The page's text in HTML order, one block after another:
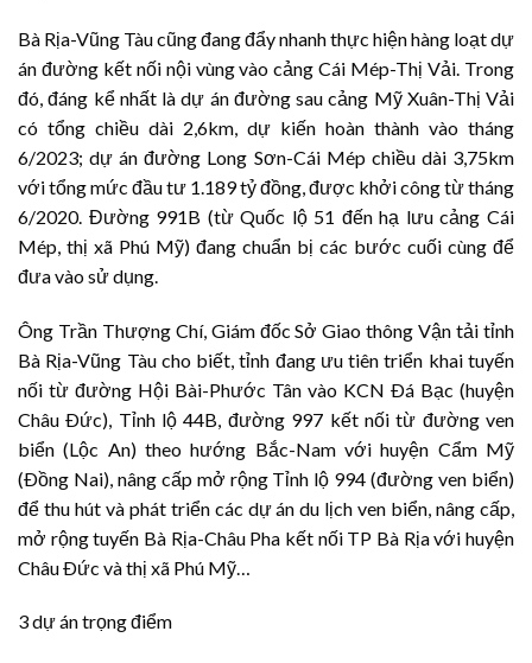
Bà Rịa-Vũng Tàu cũng đang đẩy nhanh thực hiện hàng loạt dự
án đường kết nối nội vùng vào cảng Cái Mép-Thị Vải. Trong
đó, đáng kể nhất là dự án đường sau cảng Mỹ Xuân-Thị Vải
có tổng chiều dài 2,6km, dự kiến hoàn thành vào tháng
6/2023; dự án đường Long Sơn-Cái Mép chiều dài 3,75km
với tổng mức đầu tư 1.189 tỷ đồng, được khởi công từ tháng
6/2020. Đường 991B (từ Quốc lộ 51 đến hạ lưu cảng Cái
Mép, thị xã Phú Mỹ) đang chuẩn bị các bước cuối cùng để
đưa vào sử dụng.
Ông Trần Thượng Chí, Giám đốc Sở Giao thông Vận tải tỉnh
Bà Rịa-Vũng Tàu cho biết, tỉnh đang ưu tiên triển khai tuyến
nối từ đường Hội Bài-Phước Tân vào KCN Ðá Bạc (huyện
Châu Ðức), Tỉnh lộ 44B, đường 997 kết nối từ đường ven
biển (Lộc An) theo hướng Bắc-Nam với huyện Cẩm Mỹ
(Ðồng Nai), nâng cấp mở rộng Tỉnh lộ 994 (đường ven biển)
để thu hút và phát triển các dự án du lịch ven biển, nâng cấp,
mở rộng tuyến Bà Rịa-Châu Pha kết nối TP Bà Rịa với huyện
Châu Ðức và thị xã Phú Mỹ…
3 dự án trọng điểm